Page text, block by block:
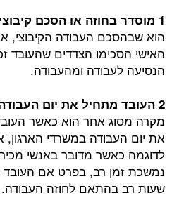
1 מוסדר בחוזה או הסכם קיבוצי:
הוא שבהסכם העבודה הקיבוצי,
האישי הסכימו הצדדים שהעובד
הנסיעה לעבודה ומהעבודה.
2 העובד מתחיל את יום העבודה אצל לקוחות:
מקרה מסוג אחר הוא כאשר
את יום העבודה במשרדי
לדוגמה כאשר מדובר באנשי
נמשכת זמן רב, בפרט אם
שעות רב בהתאם לחוזה העבודה.